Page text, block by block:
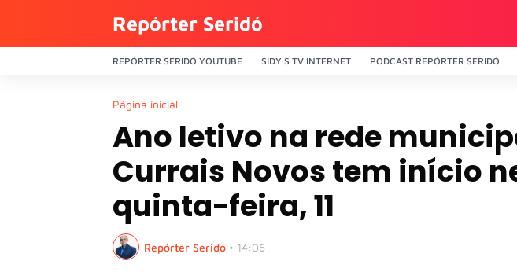
Repórter Seridó
REPÓRTER SERIDÓ YOUTUBE SIDY'S TV INTERNET PODCAST REPÓRTER SERIDÓ
Página inicial
Ano letivo na rede
Currais Novos tem início
quinta-feira, 11
Repórter Seridó • 14:06